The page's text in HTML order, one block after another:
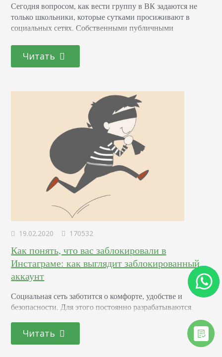
Сегодня вопросом, как вести группу в ВК задаются не
только школьники, которые сутками просиживают в
социальных сетях. Собственными публичными
информационных, развлекательных порталов и просто
блогеры. Зачастую на первом этапе развития всем
денег на рекламу и даже к блокировке паблика. В статье
Читать
19.02.2020 170532
Как понять, что вас заблокировали в
Инстаграме: как выглядит заблокированный
аккаунт
Социальная сеть заботится о комфорте, удобстве и
безопасности. Для этого постоянно разрабатываются
механизмы для защиты от нежелательных активностей,
мошенничества и так далее. Бан также доступен для
любой персоны, которая хочет закрыть доступ к своему
Читать